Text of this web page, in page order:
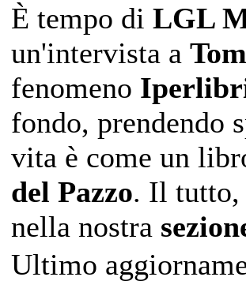
È tempo di LGL
un'intervista a
fenomeno
fondo, prendendo
vita è come un
del Pazzo. Il tutto,
nella nostra
Ultimo